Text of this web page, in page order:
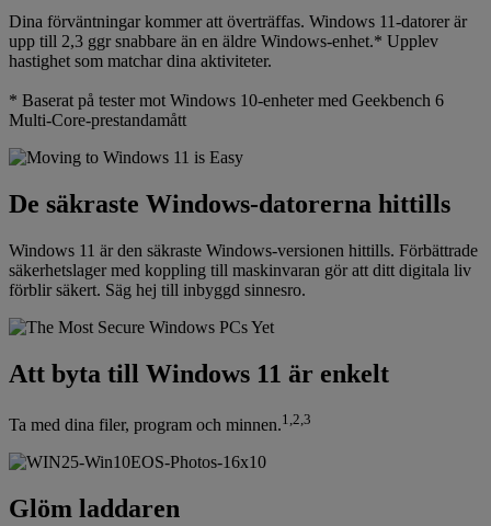
Dina förväntningar kommer att överträffas. Windows 11-datorer är
upp till 2,3 ggr snabbare än en äldre Windows-enhet.* Upplev
hastighet som matchar dina aktiviteter.
* Baserat på tester mot Windows 10-enheter med Geekbench 6
Multi-Core-prestandamått
De säkraste Windows-datorerna hittills
Windows 11 är den säkraste Windows-versionen hittills. Förbättrade
säkerhetslager med koppling till maskinvaran gör att ditt digitala liv
förblir säkert. Säg hej till inbyggd sinnesro.
Att byta till Windows 11 är enkelt
Ta med dina filer, program och minnen.1,2,3
Glöm laddaren